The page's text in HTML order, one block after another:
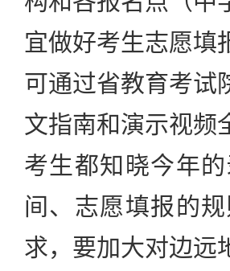
宜做好考生志愿填
可通过省教育考试
文指南和演示视频
考生都知晓今年
间、志愿填报的
求，要加大对边远